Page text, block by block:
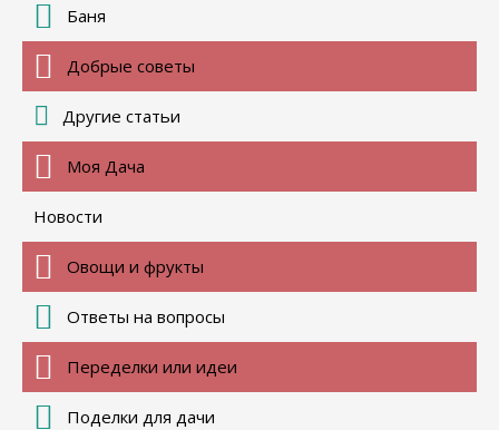
Баня
Добрые советы
Другие статьи
Моя Дача
Новости
Овощи и фрукты
Ответы на вопросы
Переделки или идеи
Поделки для дачи